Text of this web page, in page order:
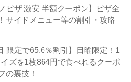
ピザ 激安 半額クーポン】ピザ全
サイドメニュー等の割引・攻略
限定で65.6％割引】日曜限定！1
ズを1枚864円で食べれるクーポ
の裏技！